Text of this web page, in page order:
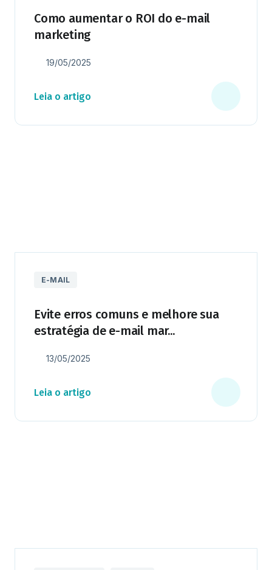
Como aumentar o ROI do e-mail
marketing
19/05/2025
Leia o artigo
E-MAIL
Evite erros comuns e melhore sua
estratégia de e-mail mar...
13/05/2025
Leia o artigo